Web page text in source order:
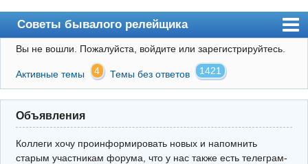
Советы бывалого релейщика
Форум
Правила
Поиск
Регистрация
Вы не вошли. Пожалуйста, войдите или зарегистрируйтесь.
Активные темы 4 Темы без ответов 1421
Объявления
Коллеги хочу проинформировать новых и напомнить
старым участникам форума, что у нас также есть телеграм-